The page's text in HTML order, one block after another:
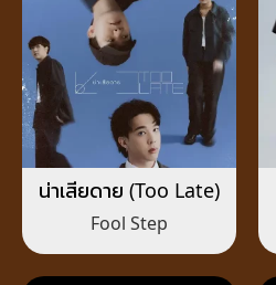
น่าเสียดาย (Too Late)
Fool Step